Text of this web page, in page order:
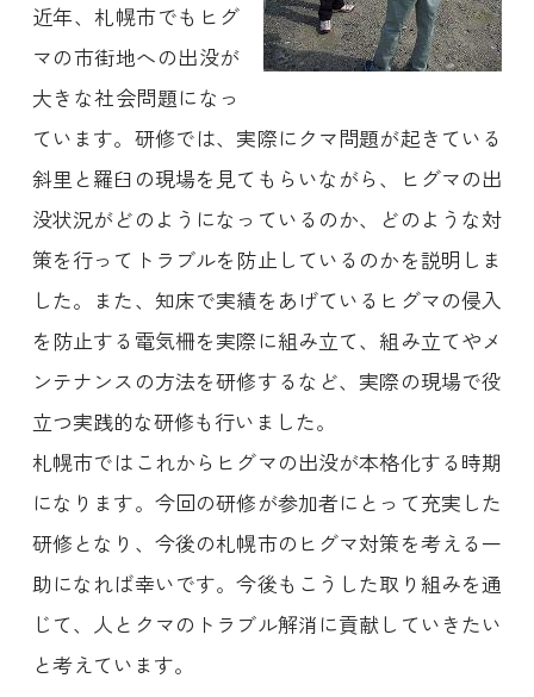
近年、札幌市でもヒグ
マの市街地への出没が
大きな社会問題になっ
ています。研修では、実際にクマ問題が起きている
斜里と羅臼の現場を見てもらいながら、ヒグマの出
没状況がどのようになっているのか、どのような対
策を行ってトラブルを防止しているのかを説明しま
した。また、知床で実績をあげているヒグマの侵入
を防止する電気柵を実際に組み立て、組み立てやメ
ンテナンスの方法を研修するなど、実際の現場で役
立つ実践的な研修も行いました。
札幌市ではこれからヒグマの出没が本格化する時期
になります。今回の研修が参加者にとって充実した
研修となり、今後の札幌市のヒグマ対策を考える一
助になれば幸いです。今後もこうした取り組みを通
じて、人とクマのトラブル解消に貢献していきたい
と考えています。